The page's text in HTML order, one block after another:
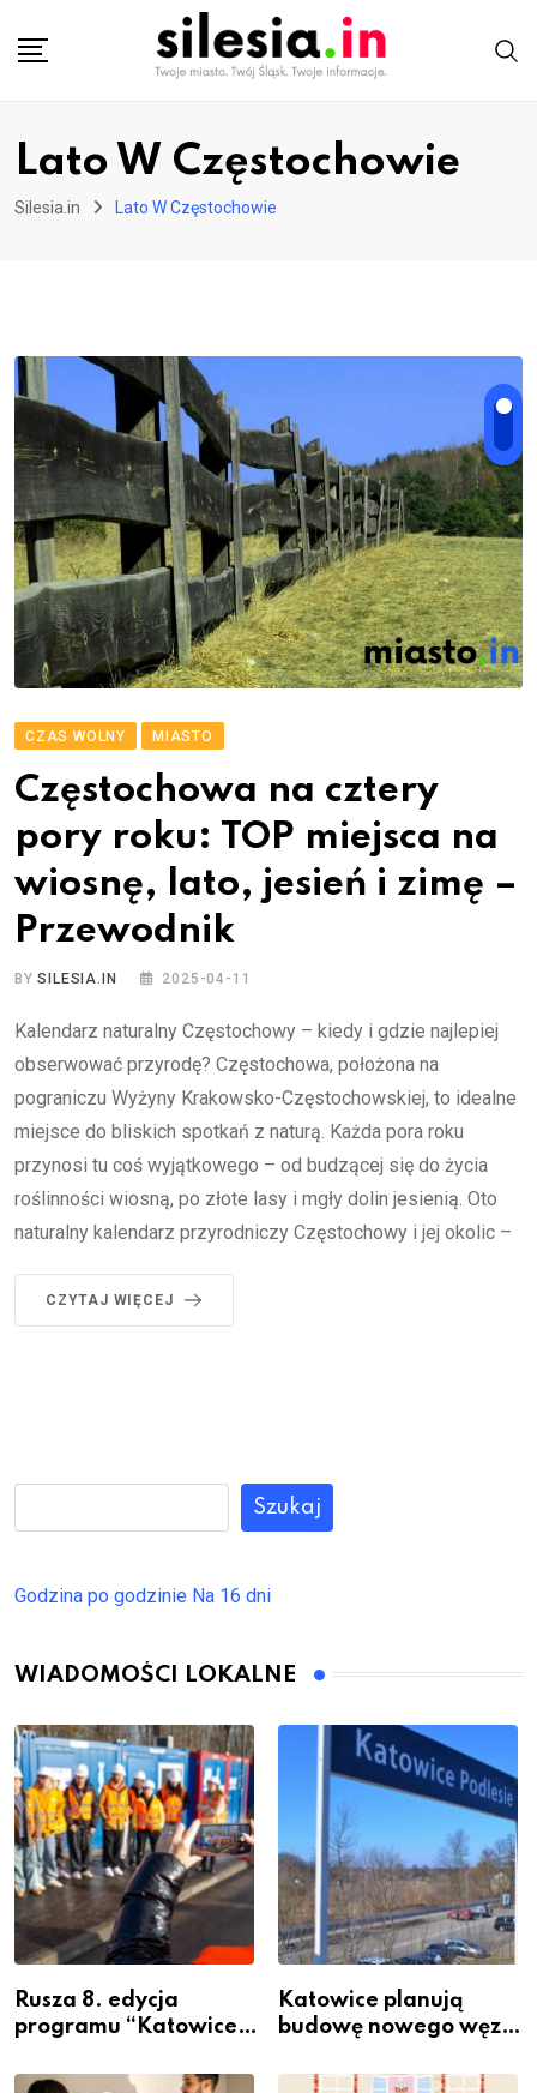
Lato W Częstochowie
Silesia.in Lato W Częstochowie
CZAS WOLNY MIASTO
Częstochowa na cztery
pory roku: TOP miejsca na
wiosnę, lato, jesień i zimę –
Przewodnik
BYSILESIA.IN 2025-04-11
Kalendarz naturalny Częstochowy – kiedy i gdzie najlepiej
obserwować przyrodę? Częstochowa, położona na
pograniczu Wyżyny Krakowsko-Częstochowskiej, to idealne
miejsce do bliskich spotkań z naturą. Każda pora roku
przynosi tu coś wyjątkowego – od budzącej się do życia
roślinności wiosną, po złote lasy i mgły dolin jesienią. Oto
naturalny kalendarz przyrodniczy Częstochowy i jej okolic –
CZYTAJ WIĘCEJ
Szukaj
Godzina po godzinie Na 16 dni
WIADOMOŚCI LOKALNE
Rusza 8. edycja
programu “Katowice
– nabór dla
Katowice planują
budowę nowego węzła
Podlesiu